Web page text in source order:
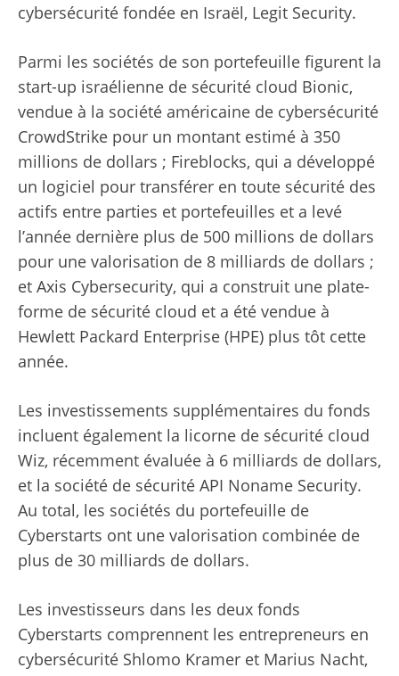
cybersécurité fondée en Israël, Legit Security.
Parmi les sociétés de son portefeuille figurent la
start-up israélienne de sécurité cloud Bionic,
vendue à la société américaine de cybersécurité
CrowdStrike pour un montant estimé à 350
millions de dollars ; Fireblocks, qui a développé
un logiciel pour transférer en toute sécurité des
actifs entre parties et portefeuilles et a levé
l’année dernière plus de 500 millions de dollars
pour une valorisation de 8 milliards de dollars ;
et Axis Cybersecurity, qui a construit une plate-
forme de sécurité cloud et a été vendue à
Hewlett Packard Enterprise (HPE) plus tôt cette
année.
Les investissements supplémentaires du fonds
incluent également la licorne de sécurité cloud
Wiz, récemment évaluée à 6 milliards de dollars,
et la société de sécurité API Noname Security.
Au total, les sociétés du portefeuille de
Cyberstarts ont une valorisation combinée de
plus de 30 milliards de dollars.
Les investisseurs dans les deux fonds
Cyberstarts comprennent les entrepreneurs en
cybersécurité Shlomo Kramer et Marius Nacht,